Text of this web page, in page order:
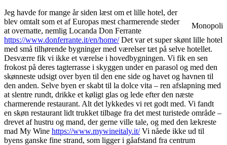
Monopoli
Jeg havde for mange år siden læst om et lille hotel, der
blev omtalt som et af Europas mest charmerende steder
at overnatte, nemlig Locanda Don Ferrante
https://www.donferrante.it/en/home/Det var et super skønt lille hotel
med små tilhørende bygninger med værelser tæt på selve hotellet.
Desværre fik vi ikke et værelse i hovedbygningen. Vi fik en sen
frokost på deres tagterrasse i skyggen under en parasol og med den
skønneste udsigt over byen til den ene side og havet og havnen til
den anden. Selve byen er skabt til la dolce vita – ren afslapning med
at slentre rundt, drikke et køligt glas og lede efter den næste
charmerende restaurant. Alt det lykkedes vi ret godt med. Vi fandt
en skøn restaurant lidt trukket tilbage fra det mest turistede område –
drevet af hustru og mand, der gerne ville tale, og med den lækreste
mad My Wine https://www.mywineitaly.it/Vi nåede ikke ud til
byens ganske fine strand, som ligger i gåafstand fra centrum